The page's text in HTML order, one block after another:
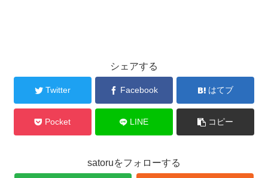
シェアする
Twitter Facebook はてブ
Pocket LINE コピー
satoruをフォローする